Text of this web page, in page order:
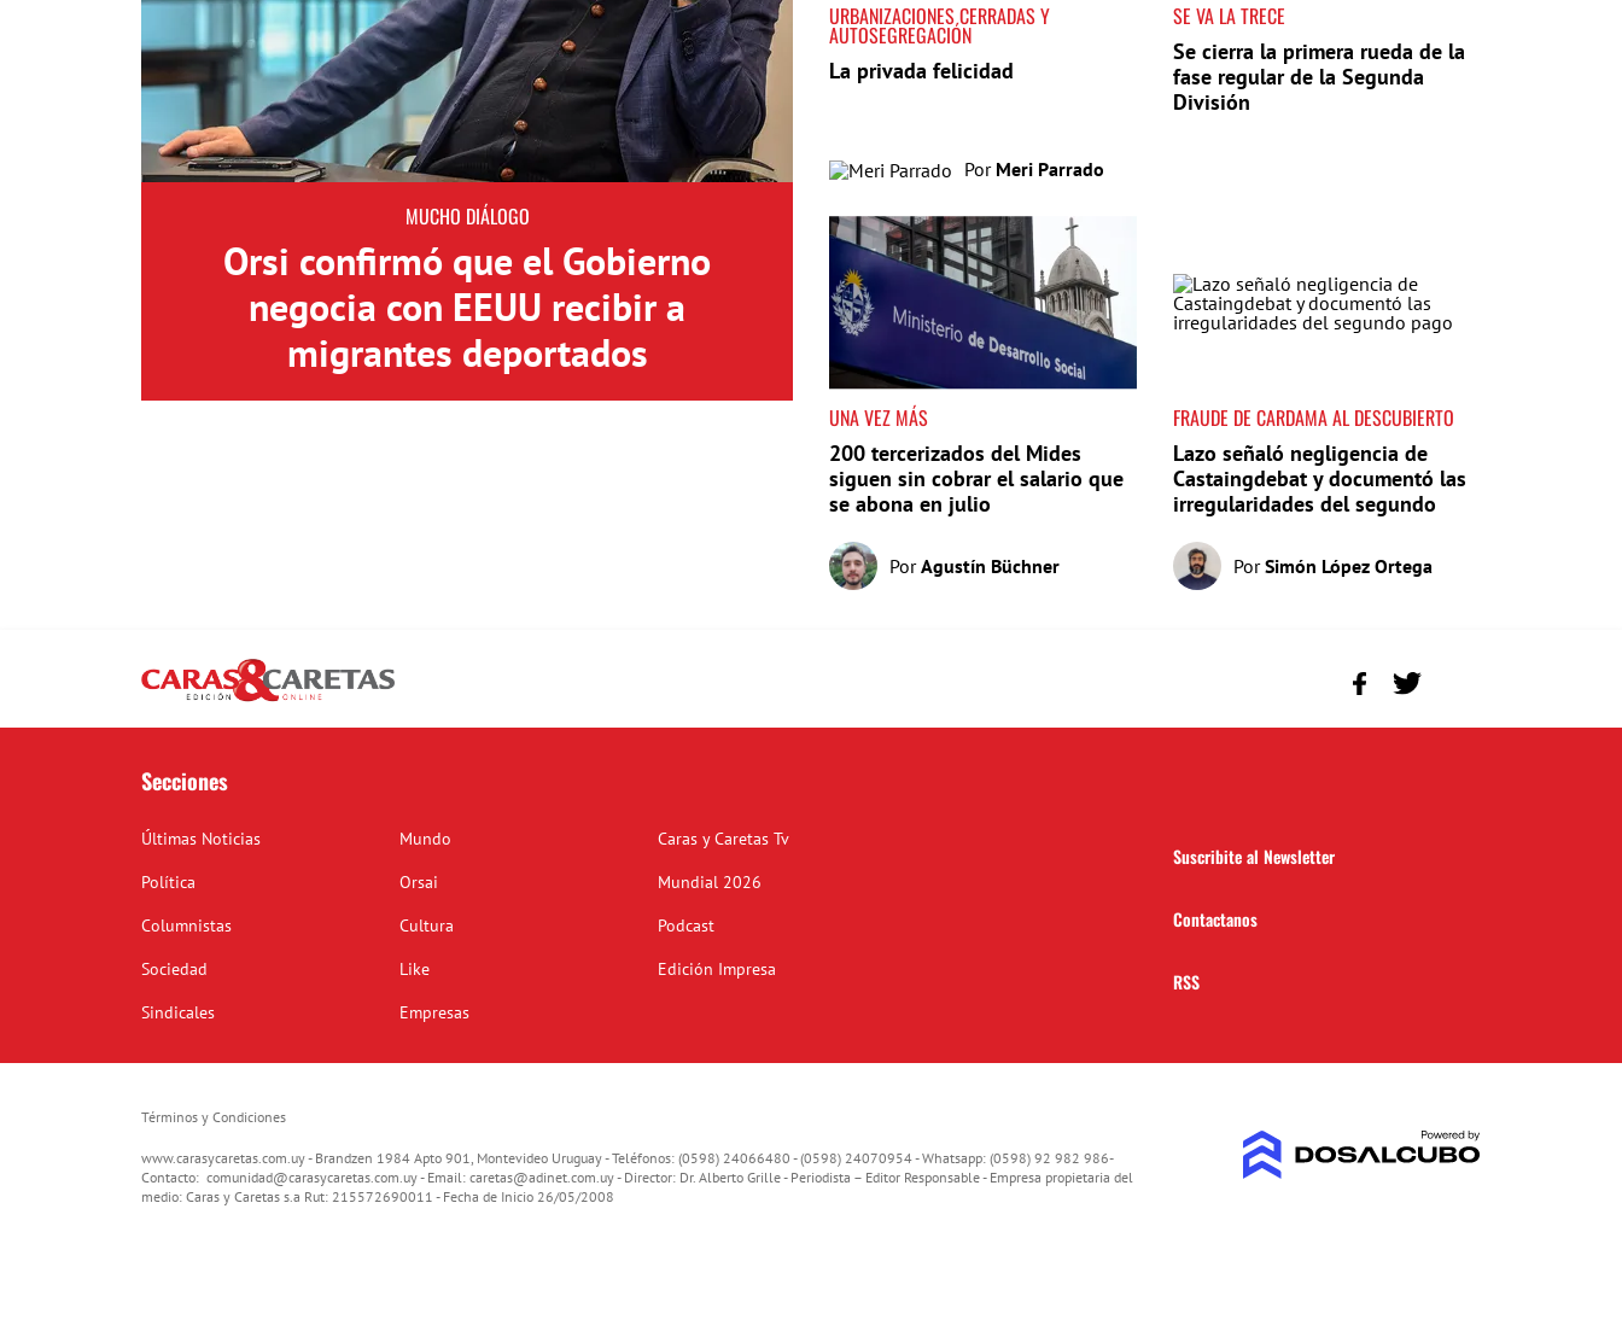
MUCHO DIÁLOGO
Orsi confirmó que el Gobierno
negocia con EEUU recibir a
migrantes deportados
URBANIZACIONES CERRADAS Y
AUTOSEGREGACIÓN
La privada felicidad
Por Meri Parrado
SE VA LA TRECE
Se cierra la primera rueda de la
fase regular de la Segunda
División
UNA VEZ MÁS
200 tercerizados del Mides
siguen sin cobrar el salario que
se abona en julio
PorAgustín Büchner
FRAUDE DE CARDAMA AL DESCUBIERTO
Lazo señaló negligencia de
Castaingdebat y documentó las
irregularidades del segundo
PorSimón López Ortega
Secciones
Últimas Noticias
Política
Columnistas
Sociedad
Sindicales
Mundo
Orsai
Cultura
Like
Empresas
Caras y Caretas Tv
Mundial 2026
Podcast
Edición Impresa
Suscribite al Newsletter
Contactanos
RSS
Términos y Condiciones
www.carasycaretas.com.uy - Brandzen 1984 Apto 901, Montevideo Uruguay - Teléfonos: (0598) 24066480 - (0598) 24070954 - Whatsapp: (0598) 92 982 986-
Contacto: comunidad@carasycaretas.com.uy- Email: caretas@adinet.com.uy- Director: Dr. Alberto Grille - Periodista – Editor Responsable - Empresa propietaria del
medio: Caras y Caretas s.a Rut: 215572690011 - Fecha de Inicio 26/05/2008